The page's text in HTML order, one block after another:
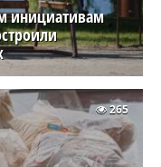
инициативам
265